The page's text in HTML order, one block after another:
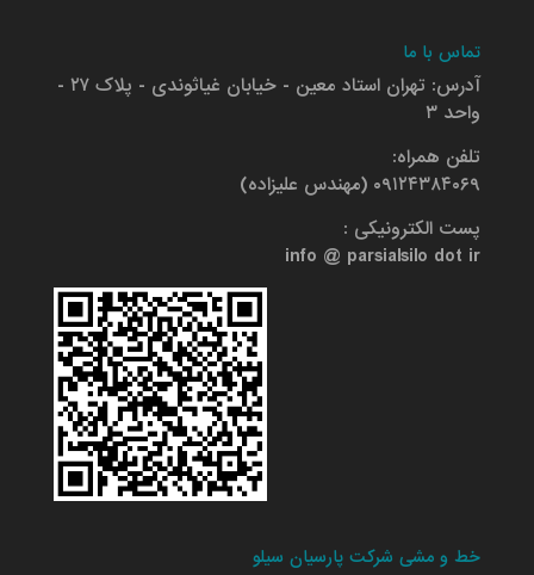
تماس با ما
آدرس: تهران استاد معین - خیابان غیاثوندی - پلاک ۲۷ -
واحد ۳
تلفن همراه:
۰۹۱۲۴۳۸۴۰۶۹ (مهندس علیزاده)
پست الکترونیکی :
info @ parsialsilo dot ir
خط و مشی شرکت پارسیان سیلو